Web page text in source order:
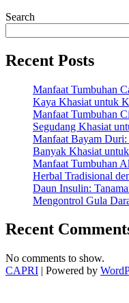
Search
Recent Posts
Manfaat Tumbuhan
Kaya Khasiat untuk
Manfaat Tumbuhan
Segudang Khasiat
Manfaat Bayam
Banyak Khasiat
Manfaat Tumbuhan
Herbal Tradisional
Daun Insulin:
Mengontrol Gula
Recent
No comments to show.
CAPRI | Powered by